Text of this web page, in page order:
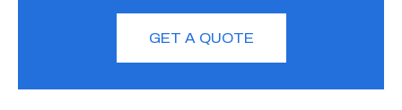
GET A QUOTE